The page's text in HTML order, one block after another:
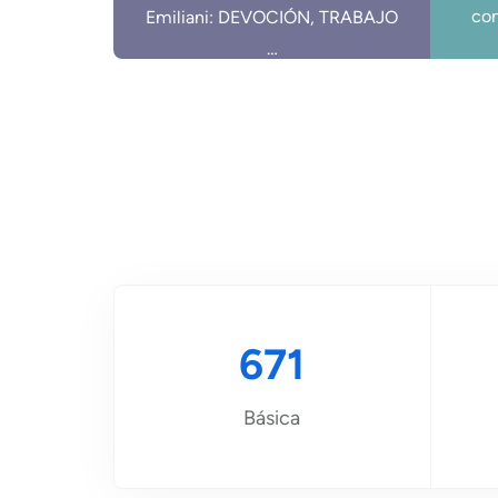
Emiliani: DEVOCIÓN, TRABAJO
…
671
Básica